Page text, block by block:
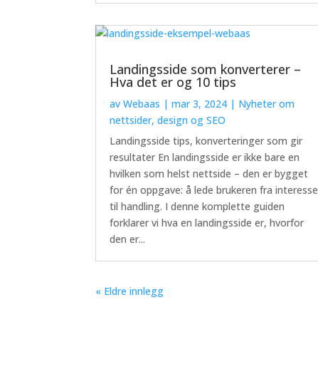
Landingsside som konverterer –
Hva det er og 10 tips
avWebaas |mar 3, 2024 | Nyheter om
nettsider, design og SEO
Landingsside tips, konverteringer som gir
resultater En landingsside er ikke bare en
hvilken som helst nettside – den er bygget
for én oppgave: å lede brukeren fra interesse
til handling. I denne komplette guiden
forklarer vi hva en landingsside er, hvorfor
den er...
« Eldre innlegg